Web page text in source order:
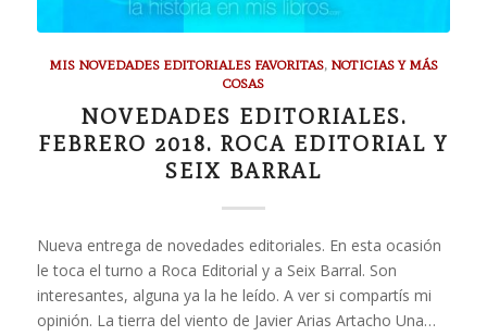
MIS NOVEDADES EDITORIALES FAVORITAS, NOTICIAS Y MÁS
COSAS
NOVEDADES EDITORIALES.
FEBRERO 2018. ROCA EDITORIAL Y
SEIX BARRAL
Nueva entrega de novedades editoriales. En esta ocasión
le toca el turno a Roca Editorial y a Seix Barral. Son
interesantes, alguna ya la he leído. A ver si compartís mi
opinión. La tierra del viento de Javier Arias Artacho Una…